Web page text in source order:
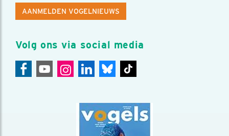
AANMELDEN VOGELNIEUWS
Volg ons via social media